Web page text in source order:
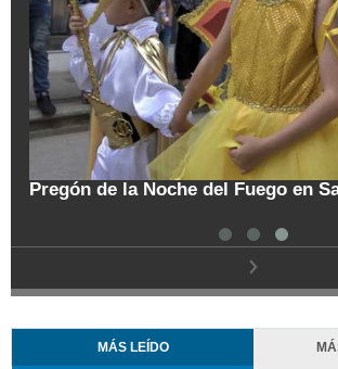
Pregón de la Noche del Fuego en
MÁS LEÍDO